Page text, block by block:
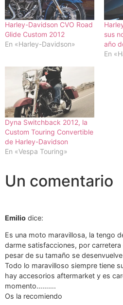
Harley-Davidson CVO Road
Glide Custom 2012
En «Harley-Davidson»
sus
año
En
Dyna Switchback 2012, la
Custom Touring Convertible
de Harley-Davidson
En «Vespa Touring»
Un comentario
Emilio dice:
Es una moto maravillosa, la tengo
darme satisfacciones, por
pesar de su tamaño se
Todo lo maravilloso siempre tiene
hay accesorios aftermarket y es
momento……….
Os la recomiendo